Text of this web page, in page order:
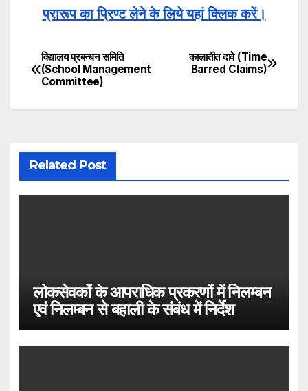
प्रारूप का प्रिण्ट लेने के लिये यहां क्लिक करें।
Post
navigation
कालातीत दावे (Time
Barred Claims)
विद्यालय प्रबन्धन समिति
(School Management
Committee)
Related Post
लोकसेवकों के आपराधिक प्रकरणों में निलम्बन
एवं निलम्बन से बहाली के संबंध में निर्देश